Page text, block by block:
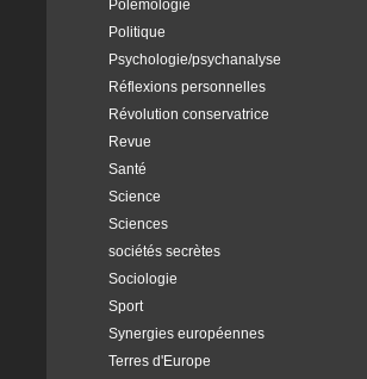
Polémologie
Politique
Psychologie/psychanalyse
Réflexions personnelles
Révolution conservatrice
Revue
Santé
Science
Sciences
sociétés secrètes
Sociologie
Sport
Synergies européennes
Terres d'Europe